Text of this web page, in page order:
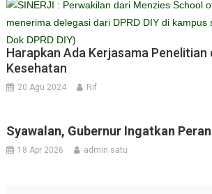
Harapkan Ada Kerjasama Penelitian
Kesehatan
20 Agu 2024 Rif
Syawalan, Gubernur Ingatkan
18 Apr 2026 admin satu